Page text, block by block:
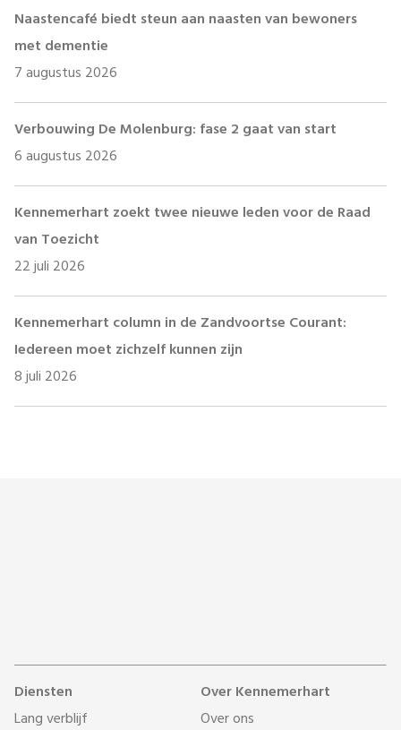
Naastencafé biedt steun aan naasten van bewoners
met dementie
7 augustus 2026
Verbouwing De Molenburg: fase 2 gaat van start
6 augustus 2026
Kennemerhart zoekt twee nieuwe leden voor de Raad
van Toezicht
22 juli 2026
Kennemerhart column in de Zandvoortse Courant:
Iedereen moet zichzelf kunnen zijn
8 juli 2026
Diensten
Lang verblijf
Over Kennemerhart
Over ons